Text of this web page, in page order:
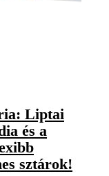
Liptai
és a
sztárok!